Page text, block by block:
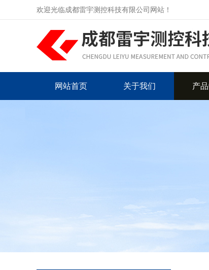
欢迎光临成都雷宇测控科技有限公司网站！
网站首页 关于我们 产